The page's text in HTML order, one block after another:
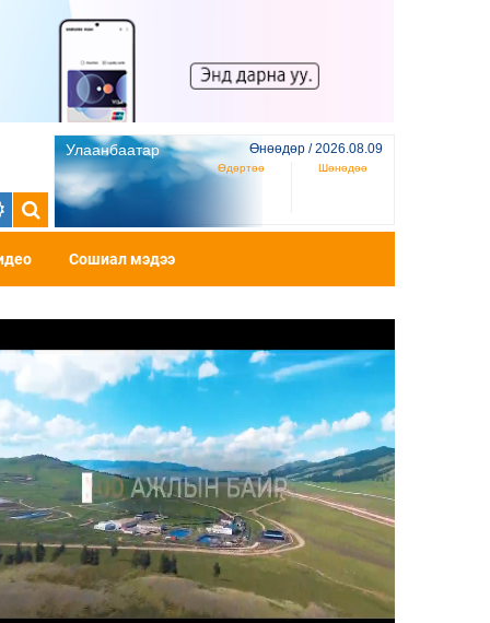
Улаанбаатар Өнөөдөр / 2026.08.09
Өдөртөө Шөнөдөө
Сошиал мэдээ